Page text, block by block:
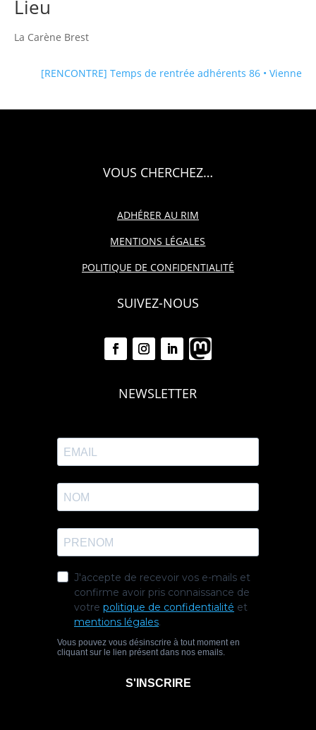
Lieu
La Carène Brest
[RENCONTRE] Temps de rentrée adhérents 86 • Vienne
VOUS CHERCHEZ…
ADHÉRER AU RIM
MENTIONS LÉGALES
POLITIQUE DE CONFIDENTIALITÉ
SUIVEZ-NOUS
NEWSLETTER